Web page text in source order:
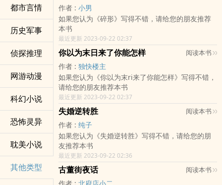
都市言情
历史军事
侦探推理
网游动漫
科幻小说
恐怖灵异
耽美小说
其他类型
作者 : 小男
如果您认为《碎形》写得不错，请给您的朋友推荐
本书
最近更新 2023-09-22 02:37
你以为末日来了你能怎样 阅读本书
作者 : 独快楼主
如果您认为《你以为末ri来了你能怎样》写得不错，
请给您的朋友推荐本书
最近更新 2023-09-22 02:37
失婚逆转胜 阅读本书
作者 : 纯子
如果您认为《失婚逆转胜》写得不错，请给您的朋
友推荐本书
最近更新 2023-09-22 02:36
古董街夜话 阅读本书